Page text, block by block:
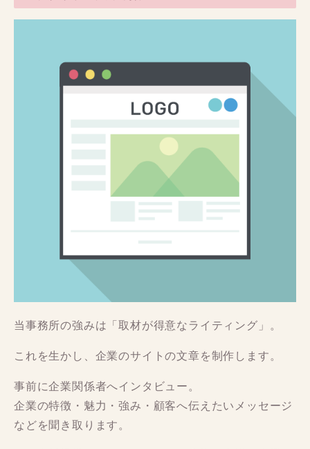
当事務所の強みは「取材が得意なライティング」。
これを生かし、企業のサイトの文章を制作します。
事前に企業関係者へインタビュー。
企業の特徴・魅力・強み・顧客へ伝えたいメッセージ
などを聞き取ります。